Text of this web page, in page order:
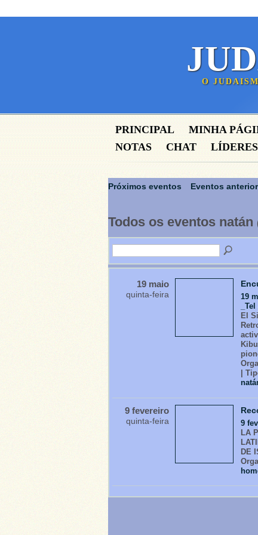
O
PRINCIPAL MINHA
NOTAS
CHAT LÍDERES
Próximos eventos Eventos
Todos os eventos natán
19 maio
quinta-feira 19
El
|
9 fevereiro
quinta-feira 9
LA
DE